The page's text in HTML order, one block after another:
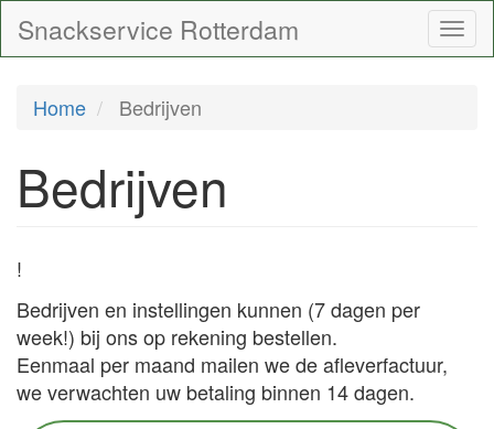
en
inhoud
Snackservice Rotterdam
Home
Bedrijven
Bedrijven
!
Bedrijven en instellingen kunnen (7 dagen per
week!) bij ons op rekening bestellen.
Eenmaal per maand mailen we de afleverfactuur,
we verwachten uw betaling binnen 14 dagen.